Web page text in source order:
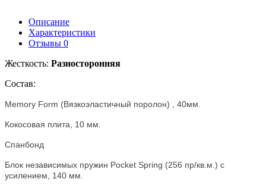
Описание
Характеристики
Отзывы 0
Жесткость: Разносторонняя
Состав:
Memory Form (Вязкоэластичный поролон) , 40мм.
Кокосовая плита, 10 мм.
Спанбонд
Блок независимых пружин Pocket Spring (256 пр/кв.м.) с
усилением, 140 мм.